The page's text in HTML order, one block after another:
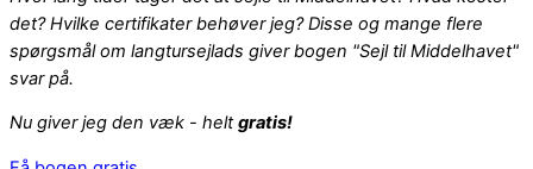
det? Hvilke certifikater behøver jeg? Disse og mange flere
spørgsmål om langtursejlads giver bogen "Sejl til Middelhavet"
svar på.
Nu giver jeg den væk - heltgratis!